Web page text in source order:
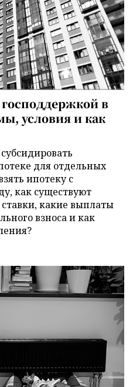
в
условия и как
для отдельных
ипотеку с
как существуют
какие выплаты
взноса и как